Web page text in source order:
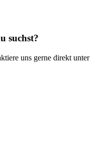
suchst?
uns gerne direkt unter